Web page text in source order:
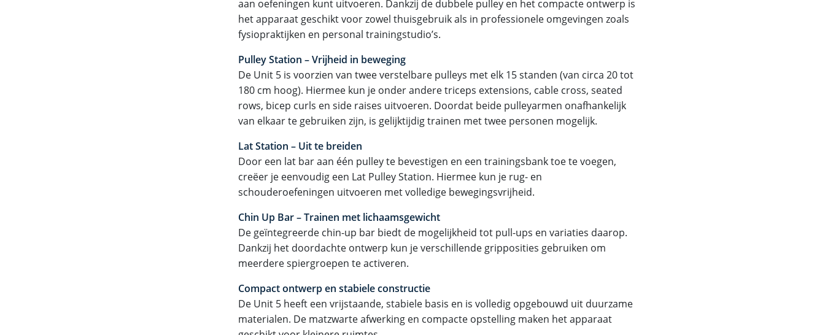
aan oefeningen kunt uitvoeren. Dankzij de dubbele pulley en het compacte ontwerp is
het apparaat geschikt voor zowel thuisgebruik als in professionele omgevingen zoals
fysiopraktijken en personal trainingstudio’s.
Pulley Station – Vrijheid in beweging
De Unit 5 is voorzien van twee verstelbare pulleys met elk 15 standen (van circa 20 tot
180 cm hoog). Hiermee kun je onder andere triceps extensions, cable cross, seated
rows, bicep curls en side raises uitvoeren. Doordat beide pulleyarmen onafhankelijk
van elkaar te gebruiken zijn, is gelijktijdig trainen met twee personen mogelijk.
Lat Station – Uit te breiden
Door een lat bar aan één pulley te bevestigen en een trainingsbank toe te voegen,
creëer je eenvoudig een Lat Pulley Station. Hiermee kun je rug- en
schouderoefeningen uitvoeren met volledige bewegingsvrijheid.
Chin Up Bar – Trainen met lichaamsgewicht
De geïntegreerde chin-up bar biedt de mogelijkheid tot pull-ups en variaties daarop.
Dankzij het doordachte ontwerp kun je verschillende gripposities gebruiken om
meerdere spiergroepen te activeren.
Compact ontwerp en stabiele constructie
De Unit 5 heeft een vrijstaande, stabiele basis en is volledig opgebouwd uit duurzame
materialen. De matzwarte afwerking en compacte opstelling maken het apparaat